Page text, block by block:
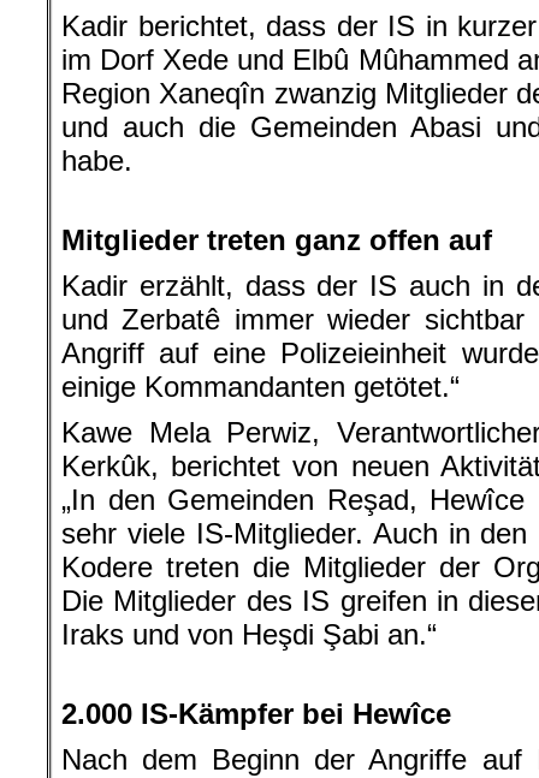
Kadir berichtet, dass der IS in
im Dorf Xede und Elbû Mûhammed
Region Xaneqîn zwanzig Mitglieder
und auch die Gemeinden Abasi
habe.
Mitglieder treten ganz offen auf
Kadir erzählt, dass der IS auch in
und Zerbatê immer wieder sichtbar
Angriff auf eine Polizeieinheit
einige Kommandanten getötet.“
Kawe Mela Perwiz,
Kerkûk, berichtet von neuen
„In den Gemeinden Reşad,
sehr viele IS-Mitglieder. Auch in
Kodere treten die Mitglieder der
Die Mitglieder des IS greifen in
Iraks und von Heşdi Şabi an.“
2.000 IS-Kämpfer bei Hewîce
Nach dem Beginn der Angriffe